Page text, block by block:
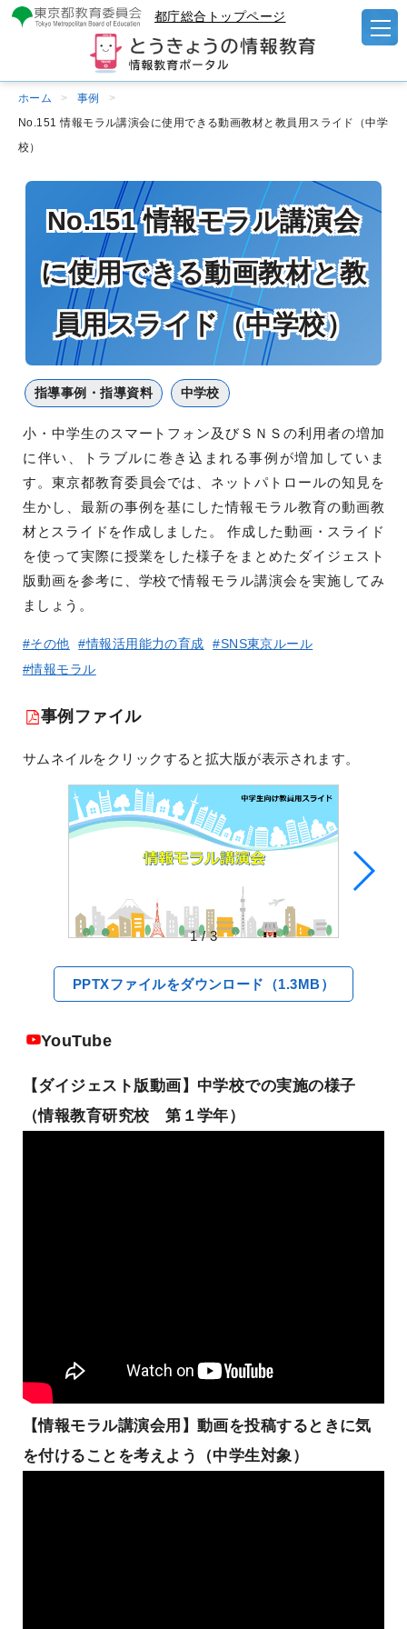
都庁総合トップページ
ホーム
事例
No.151 情報モラル講演会に使用できる動画教材と教員用スライド（中学
校）
No.151 情報モラル講演会
に使用できる動画教材と教
員用スライド（中学校）
指導事例・指導資料 中学校
小・中学生のスマートフォン及びＳＮＳの利用者の増加
に伴い、トラブルに巻き込まれる事例が増加していま
す。東京都教育委員会では、ネットパトロールの知見を
生かし、最新の事例を基にした情報モラル教育の動画教
材とスライドを作成しました。 作成した動画・スライド
を使って実際に授業をした様子をまとめたダイジェスト
版動画を参考に、学校で情報モラル講演会を実施してみ
ましょう。
#その他 #情報活用能力の育成
#SNS東京ルール
#情報モラル
事例ファイル
サムネイルをクリックすると拡大版が表示されます。
1/3
PPTXファイルをダウンロード（1.3MB）
YouTube
【ダイジェスト版動画】中学校での実施の様子
（情報教育研究校 第１学年）
【情報モラル講演会用】動画を投稿するときに気
を付けることを考えよう（中学生対象）